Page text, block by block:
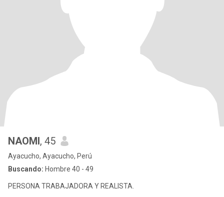
NAOMI, 45
Ayacucho, Ayacucho, Perú
Buscando: Hombre 40 - 49
PERSONA TRABAJADORA Y REALISTA.